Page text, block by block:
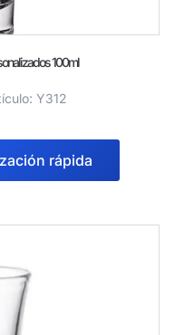
100ml
Y312
rápida